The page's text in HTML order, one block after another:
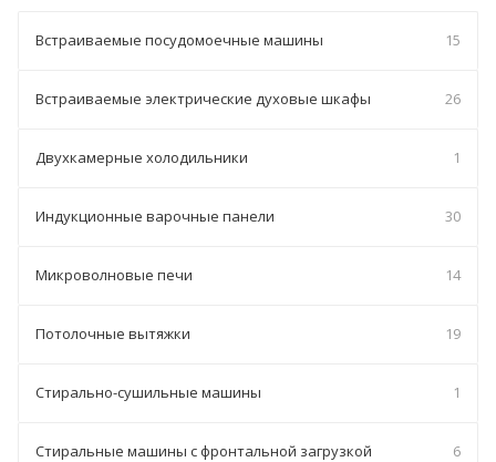
Встраиваемые посудомоечные машины 15
Встраиваемые электрические духовые шкафы 26
Двухкамерные холодильники 1
Индукционные варочные панели 30
Микроволновые печи 14
Потолочные вытяжки 19
Стирально-сушильные машины 1
Стиральные машины с фронтальной загрузкой 6